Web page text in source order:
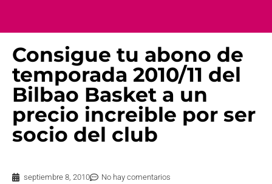
Consigue tu abono de
temporada 2010/11 del
Bilbao Basket a un
precio increible por ser
socio del club
septiembre 8, 2010 No hay comentarios